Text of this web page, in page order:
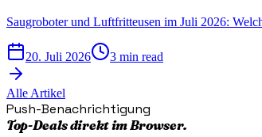
Saugroboter und Luftfritteusen im Juli 2026:
20. Juli 2026 3 min read
Alle Artikel
Push-Benachrichtigung
Top-Deals direkt im Browser.